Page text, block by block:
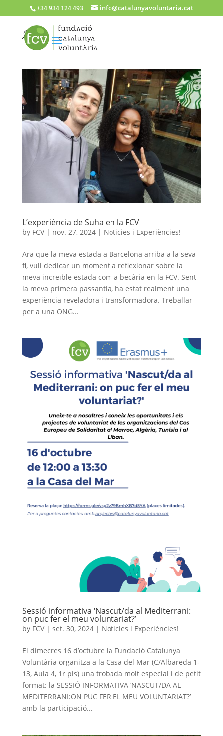
+34 934 124 493 info@catalunyavoluntaria.cat
L’experiència de Suha en la FCV
by FCV| nov. 27, 2024| Noticies i Experiències!
Ara que la meva estada a Barcelona arriba a la seva
fi, vull dedicar un moment a reflexionar sobre la
meva increïble estada com a becària en la FCV. Sent
la meva primera passantia, ha estat realment una
experiència reveladora i transformadora. Treballar
per a una ONG...
Sessió informativa ‘Nascut/da al Mediterrani:
on puc fer el meu voluntariat?’
by FCV| set. 30, 2024| Noticies i Experiències!
El dimecres 16 d’octubre la Fundació Catalunya
Voluntària organitza a la Casa del Mar (C/Albareda 1-
13, Aula 4, 1r pis) una trobada molt especial i de petit
format: la SESSIÓ INFORMATIVA ‘NASCUT/DA AL
MEDITERRANI:ON PUC FER EL MEU VOLUNTARIAT?’
amb la participació...